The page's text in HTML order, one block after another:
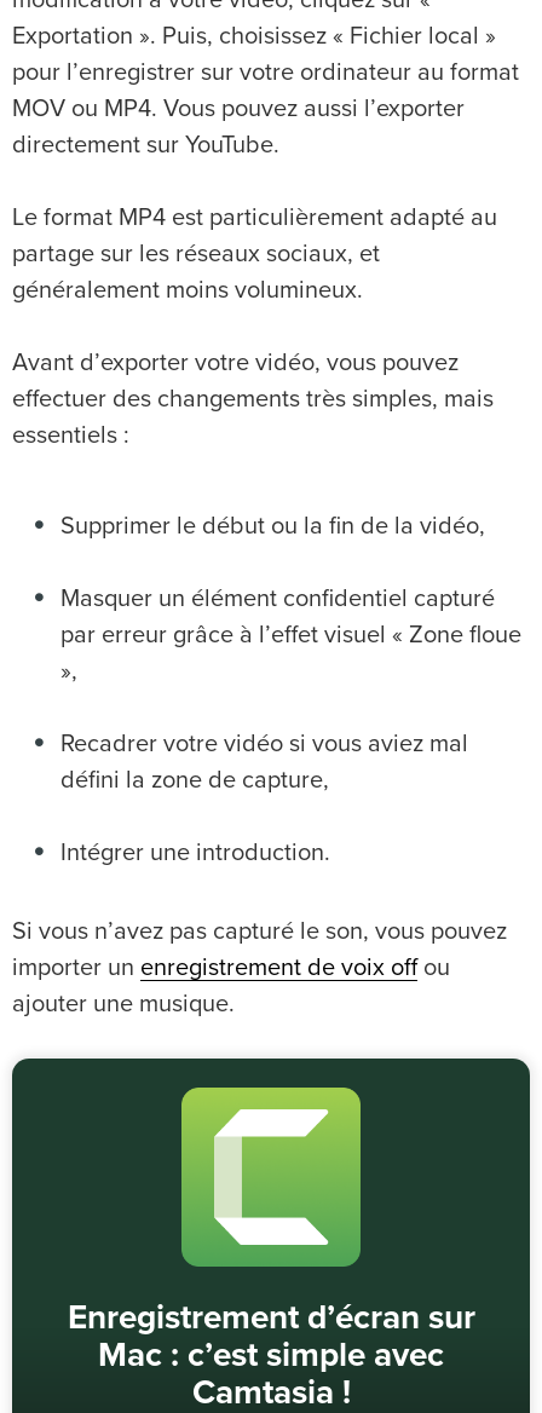
Exportation ». Puis, choisissez « Fichier local »
pour l’enregistrer sur votre ordinateur au format
MOV ou MP4. Vous pouvez aussi l’exporter
directement sur YouTube.
Le format MP4 est particulièrement adapté au
partage sur les réseaux sociaux, et
généralement moins volumineux.
Avant d’exporter votre vidéo, vous pouvez
effectuer des changements très simples, mais
essentiels :
Supprimer le début ou la fin de la vidéo,
Masquer un élément confidentiel capturé
par erreur grâce à l’effet visuel « Zone floue
»,
Recadrer votre vidéo si vous aviez mal
défini la zone de capture,
Intégrer une introduction.
Si vous n’avez pas capturé le son, vous pouvez
importer un enregistrement de voix offou
ajouter une musique.
Enregistrement d’écran sur
Mac : c’est simple avec
Camtasia !